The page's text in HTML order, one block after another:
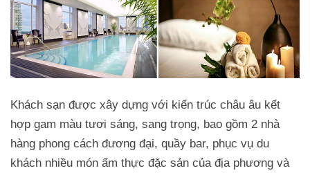
Khách sạn được xây dựng với kiến trúc châu âu kết
hợp gam màu tươi sáng, sang trọng, bao gồm 2 nhà
hàng phong cách đương đại, quầy bar, phục vụ du
khách nhiều món ẩm thực đặc sản của địa phương và